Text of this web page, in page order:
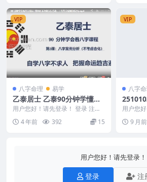
VIP
八字命理 易学
乙泰居士 乙泰90分钟学懂八
字
用户您好！请先登录！ 登录 注册
乙泰居士八字命运八字精髓 乙泰
居士90分钟学会...
4 年前 392 15
VIP
八字
八字笔
打印（
用户您
催老师
第一...9 月前
用户您好！请先登录！
登录 注